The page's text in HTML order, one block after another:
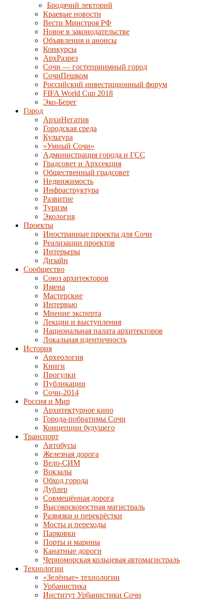
Бродячий лекторий
Краевые новости
Вести Минстроя РФ
Новое в законодательстве
Объявления и анонсы
Конкурсы
АрхРазрез
Сочи — гостеприимный город
СочиПешком
Российский инвестиционный форум
FIFA World Cup 2018
Эко-Берег
Город
АрхиНегатив
Городская среда
Культура
«Умный Сочи»
Администрация города и ГСС
Градсовет и Архсекция
Общественный градсовет
Недвижимость
Инфраструктура
Развитие
Туризм
Экология
Проекты
Иностранные проекты для Сочи
Реализации проектов
Интерьеры
Дизайн
Сообщество
Союз архитекторов
Имена
Мастерские
Интервью
Мнение эксперта
Лекции и выступления
Национальная палата архитекторов
Локальная идентичность
История
Археология
Книги
Прогулки
Публикации
Сочи-2014
Россия и Мир
Архитектурное кино
Города-побратимы Сочи
Концепции будущего
Транспорт
Автобусы
Железная дорога
Вело-СИМ
Вокзалы
Обход города
Дублер
Совмещённая дорога
Высокоскоростная магистраль
Развязки и перекрёстки
Мосты и переходы
Парковки
Порты и марины
Канатные дороги
Черноморская кольцевая автомагистраль
Технологии
«Зелёные» технологии
Урбанистика
Институт Урбанистики Сочи